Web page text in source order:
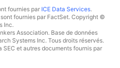
fournies par ICE Data Services.
fournies par FactSet. Copyright ©
Inc.
Association. Base de données
Systems Inc. Tous droits réservés.
SEC et autres documents fournis par